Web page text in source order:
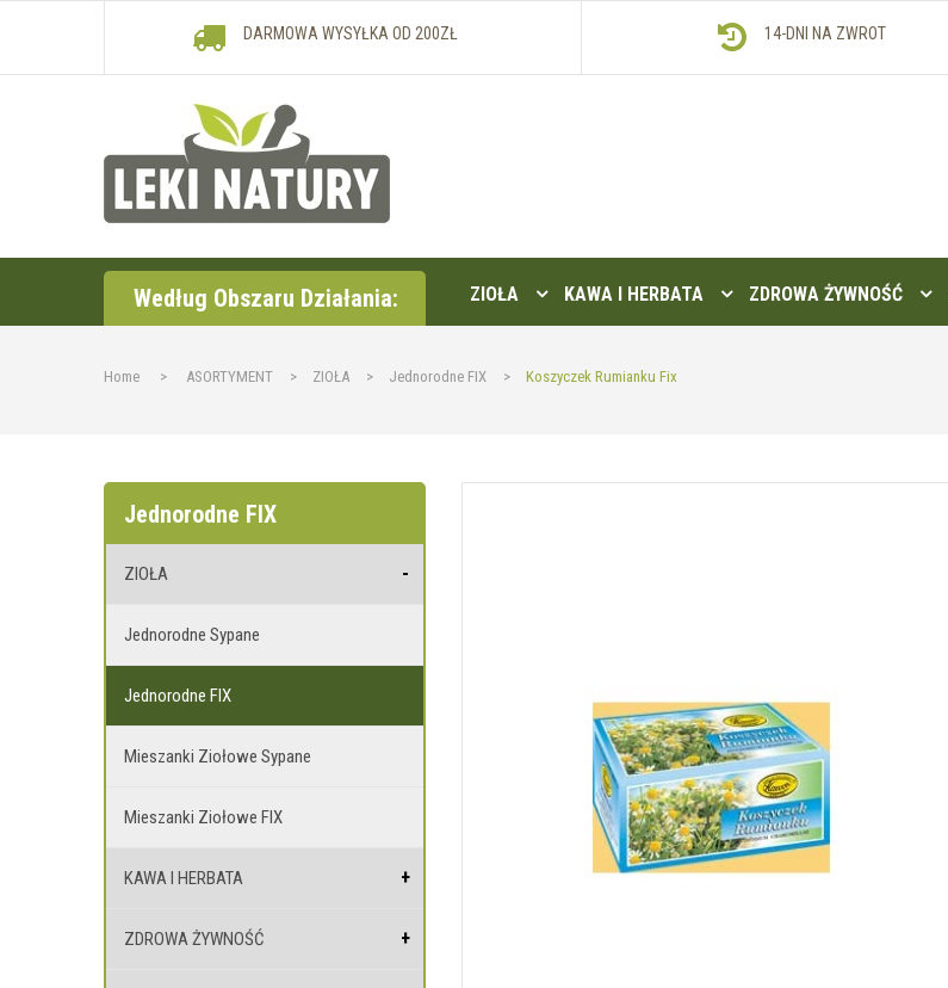
DARMOWA WYSYŁKA OD 200ZŁ 14-DNI NA ZWROT
Według Obszaru Działania: ZIOŁA KAWA I HERBATA ZDROWA ŻYWNOŚĆ
Home > ASORTYMENT > ZIOŁA > Jednorodne FIX > Koszyczek Rumianku Fix
Jednorodne FIX
ZIOŁA
Jednorodne Sypane
Jednorodne FIX
Mieszanki Ziołowe Sypane
Mieszanki Ziołowe FIX
KAWA I HERBATA
ZDROWA ŻYWNOŚĆ